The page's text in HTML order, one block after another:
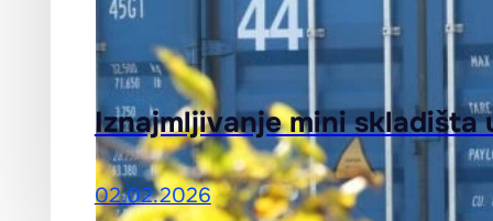
Iznajmljivanje mini skladišta
02.02.2026